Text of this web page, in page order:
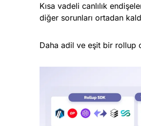
Kısa vadeli canlılık
diğer sorunları ortadan
Daha adil ve eşit bir rollup